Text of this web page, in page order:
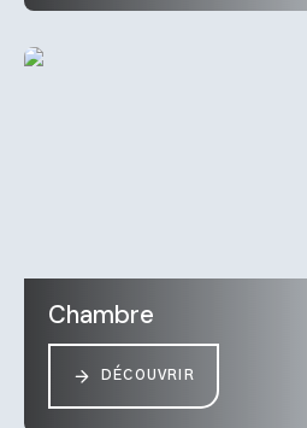
Chambre
DÉCOUVRIR